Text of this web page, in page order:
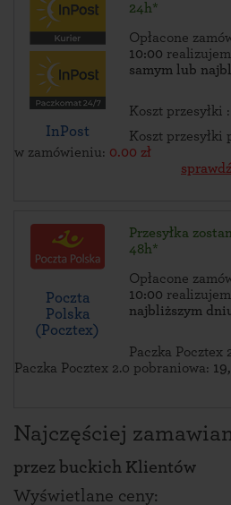
InPost
24h*
Opłacone
10:00
samym lub
Koszt przesyłki :
Koszt przesyłki
w zamówieniu: 0.00 zł
Poczta
Polska
(Pocztex)
Przesyłka
48h*
Opłacone
10:00
najbliższym
Paczka Pocztex
Paczka Pocztex 2.0 pobraniowa:
Najczęściej
przez buckich Klientów
Wyświetlane ceny: